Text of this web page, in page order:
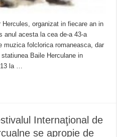
organizat in fiecare an in
anul acesta la cea de-a 43-a
muzica folclorica romaneasca, dar
Baile Herculane in
la …
Internaţional de
se apropie de